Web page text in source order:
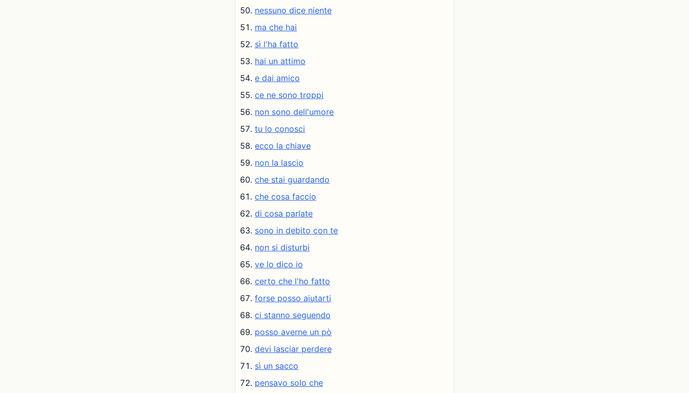
nessuno dice niente
ma che hai
sì l'ha fatto
hai un attimo
e dai amico
ce ne sono troppi
non sono dell'umore
tu lo conosci
ecco la chiave
non la lascio
che stai guardando
che cosa faccio
di cosa parlate
sono in debito con te
non si disturbi
ve lo dico io
certo che l'ho fatto
forse posso aiutarti
ci stanno seguendo
posso averne un pò
devi lasciar perdere
sì un sacco
pensavo solo che